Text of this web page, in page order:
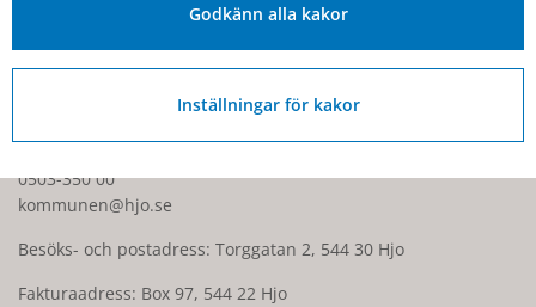
0503-350 00
kommunen@hjo.se
Besöks- och postadress: Torggatan 2, 544 30 Hjo
Fakturaadress: Box 97, 544 22 Hjo
Godkänn alla kakor
Inställningar för kakor